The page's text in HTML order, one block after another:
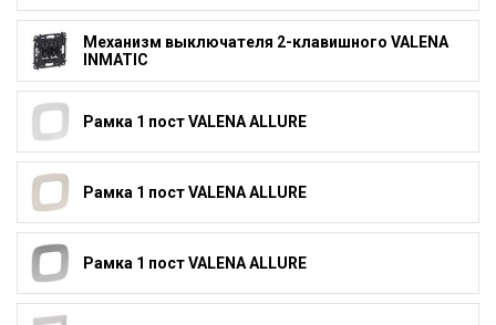
Механизм выключателя 2-клавишного VALENA
INMATIC
Рамка 1 пост VALENA ALLURE
Рамка 1 пост VALENA ALLURE
Рамка 1 пост VALENA ALLURE